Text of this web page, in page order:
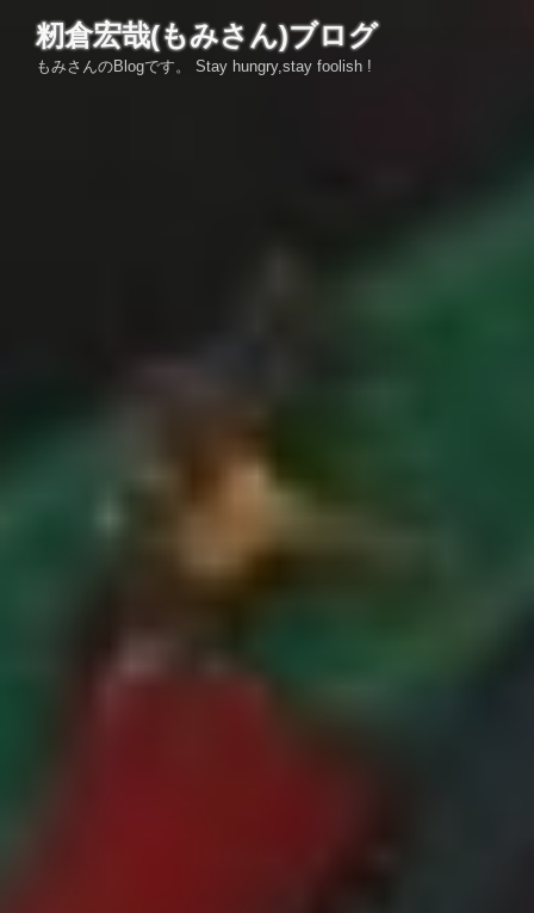
籾倉宏哉(もみさん)ブログ
もみさんのBlogです。 Stay hungry,stay foolish !